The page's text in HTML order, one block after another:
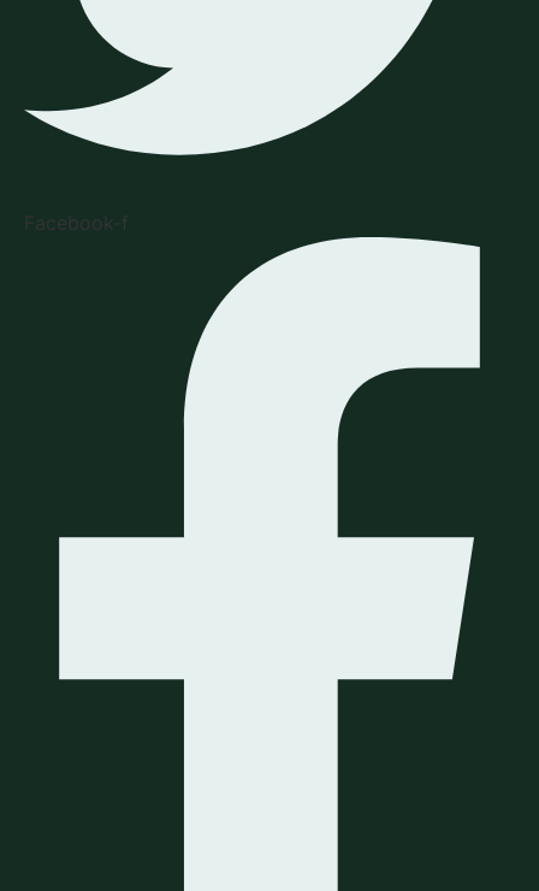
Facebook-f